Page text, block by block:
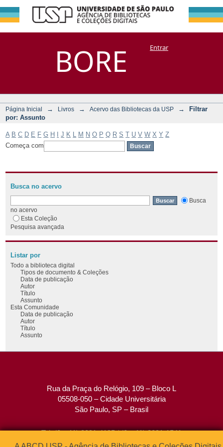
BORE
Filtrar por:
Assunto
DSpace/Manakin + CoriscoEntrar
Página Inicial → Livros → Acervo das Bibliotecas da USP →
Filtrar
por: Assunto
A B C D E F G H J K M N O P Q R S T U V W X Y Z
Começa com
Busca no acervo
Busca
no acervo
Esta Coleção
Pesquisa avançada
Listar por
Todo a biblioteca digital
Tipos de documento & Coleções
Data de publicação
Autor
Título
Assunto
Esta Comunidade
Data de publicação
Autor
Título
Assunto
Rua da Praça do Relógio, 109 – Bloco L
05508-050 – Cidade Universitária
São Paulo, SP – Brasil
Tel: (0xx11) 3091-4195 / (0xx11) 3091-1541
Fax: (0xx11) 3091-1567